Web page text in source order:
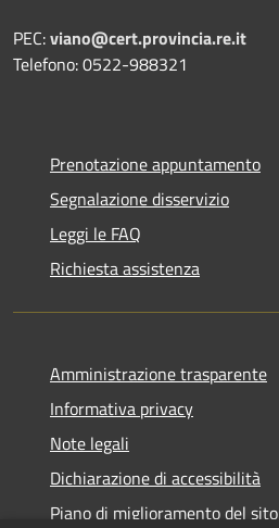
PEC:viano@cert.provincia.re.it
Telefono: 0522-988321
Prenotazione appuntamento
Segnalazione disservizio
Leggi le FAQ
Richiesta assistenza
Amministrazione trasparente
Informativa privacy
Note legali
Dichiarazione di accessibilità
Piano di miglioramento del sito